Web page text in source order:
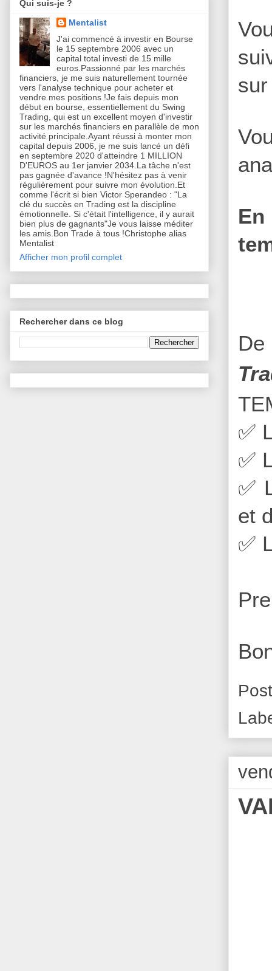
✅
✅
✅
et
✅
Qui suis-je ?
Mentalist
J'ai commencé à investir en Bourse
le 15 septembre 2006 avec un
capital total investi de 15 mille
euros.Passionné par les marchés
financiers, je me suis naturellement tournée
vers l'analyse technique pour acheter et
vendre mes positions !Je fais depuis mon
début en bourse, essentiellement du Swing
Trading, qui est un excellent moyen d'investir
sur les marchés financiers en parallèle de mon
activité principale.Ayant réussi à monter mon
capital depuis 2006, je me suis lancé un défi
en septembre 2020 d'atteindre 1 MILLION
D'EUROS au 1er janvier 2034.La tâche n'est
pas gagnée d'avance !N'hésitez pas à venir
régulièrement pour suivre mon évolution.Et
comme l'écrit si bien Victor Sperandeo : "La
clé du succès en Trading est la discipline
émotionnelle. Si c'était l'intelligence, il y aurait
bien plus de gagnants"Je vous laisse méditer
les amis.Bon Trade à tous !Christophe alias
Mentalist
Afficher mon profil complet
Rechercher dans ce blog